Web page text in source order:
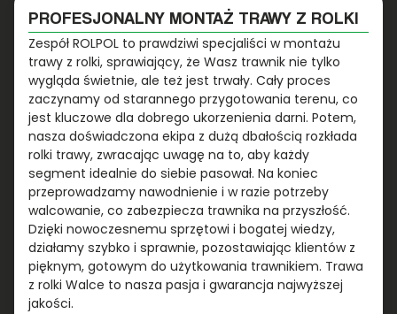
PROFESJONALNY MONTAŻ TRAWY Z ROLKI
Zespół ROLPOL to prawdziwi specjaliści w montażu
trawy z rolki, sprawiający, że Wasz trawnik nie tylko
wygląda świetnie, ale też jest trwały. Cały proces
zaczynamy od starannego przygotowania terenu, co
jest kluczowe dla dobrego ukorzenienia darni. Potem,
nasza doświadczona ekipa z dużą dbałością rozkłada
rolki trawy, zwracając uwagę na to, aby każdy
segment idealnie do siebie pasował. Na koniec
przeprowadzamy nawodnienie i w razie potrzeby
walcowanie, co zabezpiecza trawnika na przyszłość.
Dzięki nowoczesnemu sprzętowi i bogatej wiedzy,
działamy szybko i sprawnie, pozostawiając klientów z
pięknym, gotowym do użytkowania trawnikiem. Trawa
z rolki Walce to nasza pasja i gwarancja najwyższej
jakości.